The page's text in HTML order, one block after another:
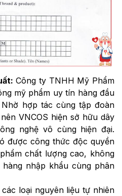
Công ty TNHH Mỹ Phẩm
mỹ phẩm uy tín hàng đầu
Nhờ hợp tác cùng tập đoàn
VNCOS hiện sở hữu dây
nghệ vô cùng hiện đại.
được công thức độc quyền
chất lượng cao, không
nhập khẩu cùng phân
loại nguyên liệu tự nhiên